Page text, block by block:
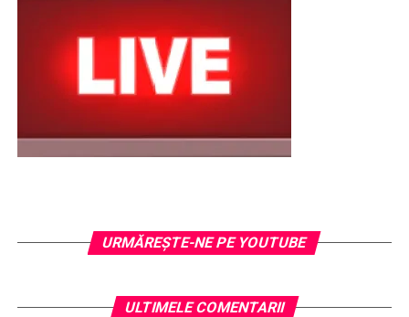
URMĂREŞTE-NE PE YOUTUBE
ULTIMELE COMENTARII